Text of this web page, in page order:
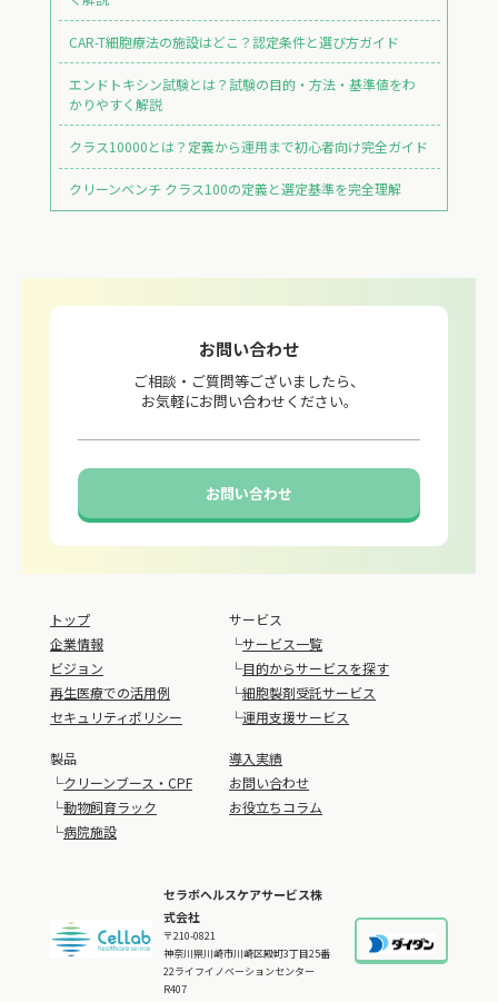
CAR-T細胞療法の施設はどこ？認定条件と選び方ガイド
エンドトキシン試験とは？試験の目的・方法・基準値をわ
かりやすく解説
クラス10000とは？定義から運用まで初心者向け完全ガイド
クリーンベンチ クラス100の定義と選定基準を完全理解
お問い合わせ
ご相談・ご質問等ございましたら、
お気軽にお問い合わせください。
お問い合わせ
トップ
企業情報
ビジョン
再生医療での活用例
セキュリティポリシー
サービス
└サービス一覧
└目的からサービスを探す
└細胞製剤受託サービス
└運用支援サービス
製品
└クリーンブース・CPF
└動物飼育ラック
└病院施設
導入実績
お問い合わせ
お役立ちコラム
セラボヘルスケアサービス株
式会社
〒210-0821
神奈川県川崎市川崎区殿町3丁目25番
22ライフイノベーションセンター
R407